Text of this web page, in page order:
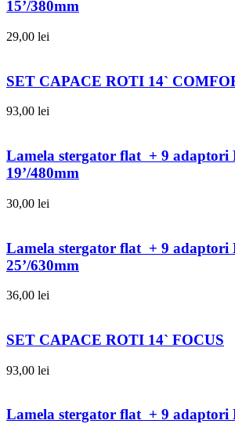
15’/380mm
29,00 lei
SET CAPACE ROTI 14`
93,00 lei
Lamela stergator flat + 9 adaptori
19’/480mm
30,00 lei
Lamela stergator flat + 9 adaptori
25’/630mm
36,00 lei
SET CAPACE ROTI 14` FOCUS
93,00 lei
Lamela stergator flat + 9 adaptori